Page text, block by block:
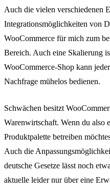
Auch die vielen verschiedenen
Integrationsmöglichkeiten von
WooCommerce für mich zum
Bereich. Auch eine Skalierung
WooCommerce-Shop kann
Nachfrage mühelos bedienen.
Schwächen besitzt
Warenwirtschaft. Wenn du also
Produktpalette betreiben
Auch die
deutsche Gesetze lässt noch
aktuelle leider nur über eine